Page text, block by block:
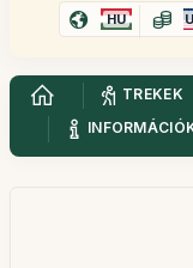
HU
TREKEK